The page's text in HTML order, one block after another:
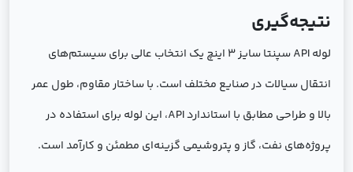
نتیجه‌گیری
لوله API سپنتا سایز 3 اینچ یک انتخاب عالی برای سیستم‌های
انتقال سیالات در صنایع مختلف است. با ساختار مقاوم، طول عمر
بالا و طراحی مطابق با استاندارد API، این لوله برای استفاده در
پروژه‌های نفت، گاز و پتروشیمی گزینه‌ای مطمئن و کارآمد است.